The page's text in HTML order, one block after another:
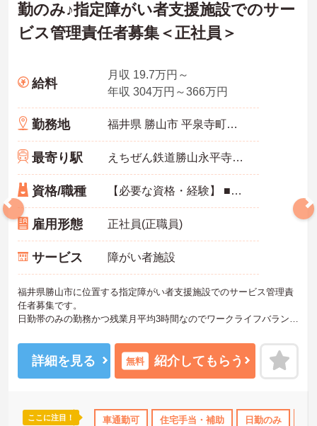
無資格OK 年間休日110日以上 夏～秋入職可 ボーナス・賞与
勤のみ♪指定障がい者支援施設でのサー
ビス管理責任者募集＜正社員＞
給料
月収 19.7万円～
年収 304万円～366万円
勤務地 福井県 勝山市 平泉寺町岩ヶ野第42-61
最寄り駅 えちぜん鉄道勝山永平寺線「勝山駅」バス・車14分
資格/職種 【必要な資格・経験】 ■普通自動車免許一種 必須 ■サービス管理責任者 必須
雇用形態 正社員(正職員)
サービス 障がい者施設
福井県勝山市に位置する指定障がい者支援施設でのサービス管理責
任者募集です。
日勤帯のみの勤務かつ残業月平均3時間なのでワークライフバランス
ご興味のある方はご面接のポイントお伝えしますのでご気軽にお問
合せください。
詳細を見る 無料 紹介してもらう
ここに注目！ 車通勤可 住宅手当・補助 日勤のみ